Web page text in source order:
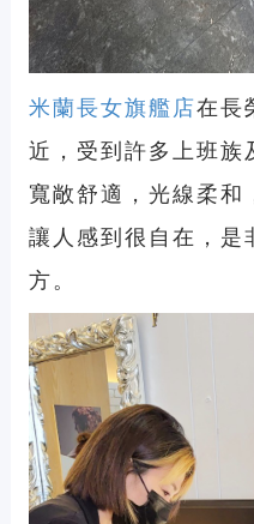
米蘭長女旗艦店在長
近，受到許多上班族
寬敞舒適，光線柔和
讓人感到很自在，是
方。